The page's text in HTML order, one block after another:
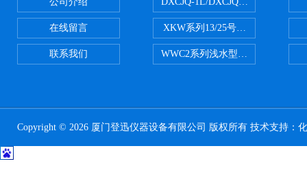
在线留言
联系我们
XKW系列13/25号浮游生物网
WWC2系列浅水型浮游生物网 浅
Copyright © 2026 厦门登迅仪器设备有限公司 版权所有 技术支持：